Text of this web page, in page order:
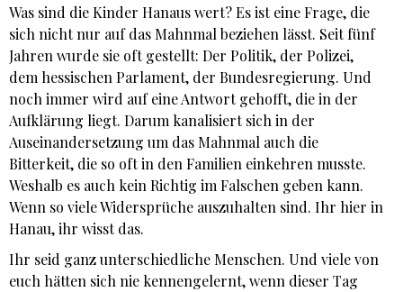
Was sind die Kinder Hanaus wert? Es ist eine Frage, die
sich nicht nur auf das Mahnmal beziehen lässt. Seit fünf
Jahren wurde sie oft gestellt: Der Politik, der Polizei,
dem hessischen Parlament, der Bundesregierung. Und
noch immer wird auf eine Antwort gehofft, die in der
Aufklärung liegt. Darum kanalisiert sich in der
Auseinandersetzung um das Mahnmal auch die
Bitterkeit, die so oft in den Familien einkehren musste.
Weshalb es auch kein Richtig im Falschen geben kann.
Wenn so viele Widersprüche auszuhalten sind. Ihr hier in
Hanau, ihr wisst das.
Ihr seid ganz unterschiedliche Menschen. Und viele von
euch hätten sich nie kennengelernt, wenn dieser Tag